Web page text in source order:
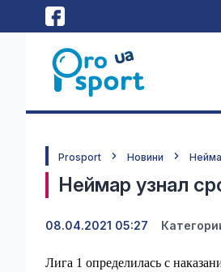
Prosport Новини
Неймар узнал
08.04.2021 05:27
Лига 1 определилась с